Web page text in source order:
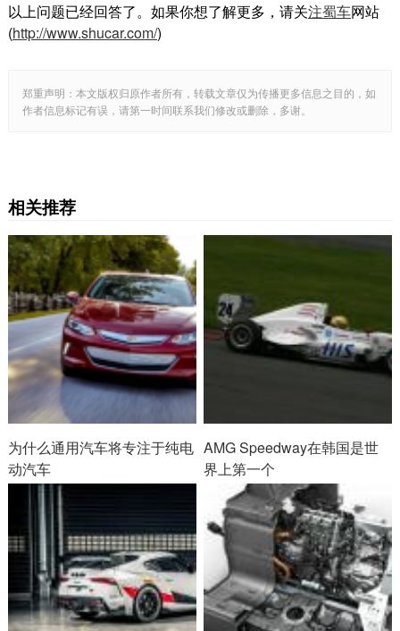
以上问题已经回答了。如果你想了解更多，请关注蜀车网站
(http://www.shucar.com/)
郑重声明：本文版权归原作者所有，转载文章仅为传播更多信息之目的，如
作者信息标记有误，请第一时间联系我们修改或删除，多谢。
相关推荐
为什么通用汽车将专注于纯电
动汽车
AMG Speedway在韩国是世
界上第一个